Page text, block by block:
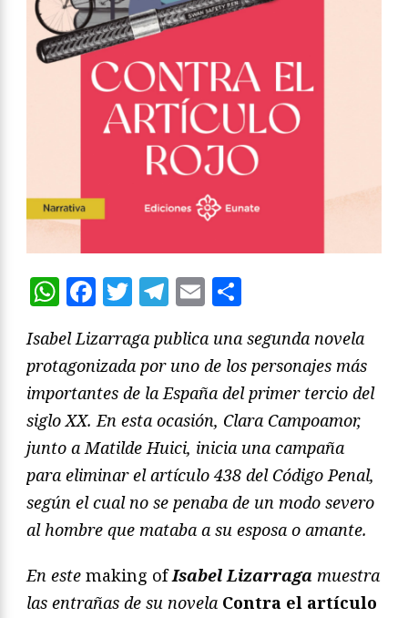
WhatsApp
Facebook
Twitter
Telegram
Email
Isabel Lizarraga publica una segunda novela
protagonizada por uno de los personajes más
importantes de la España del primer tercio del
siglo XX. En esta ocasión, Clara Campoamor,
junto a Matilde Huici, inicia una campaña
para eliminar el artículo 438 del Código Penal,
según el cual no se penaba de un modo severo
al hombre que mataba a su esposa o amante.
En este making ofIsabel Lizarraga muestra
las entrañas de su novela Contra el artículo